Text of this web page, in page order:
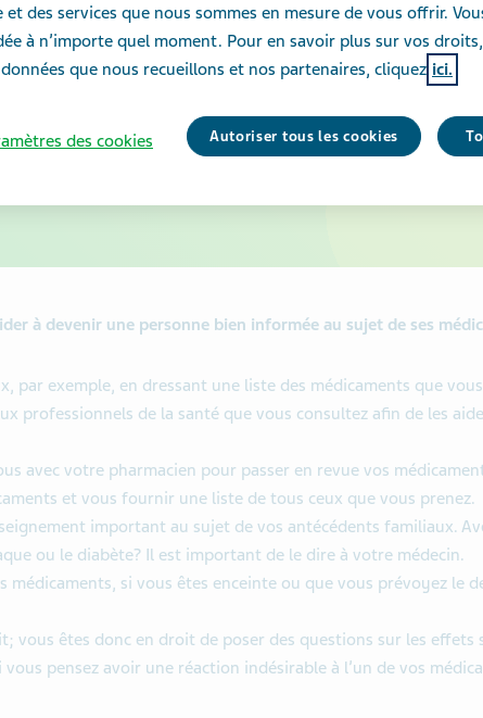
de
prenez.
à devenir une personne bien informée au sujet de ses
par exemple, en dressant une liste des médicaments que
professionnels de la santé que vous consultez afin de les
avec votre pharmacien pour passer en revue vos
et vous fournir une liste de tous ceux que vous prenez.
important au sujet de vos antécédents familiaux.
ou le diabète? Il est important de le dire à votre médecin.
médicaments, si vous êtes enceinte ou que vous prévoyez le
vous êtes donc en droit de poser des questions sur les
pensez avoir une réaction indésirable à l’un de vos
et des services que nous sommes en mesure de vous offrir.
à n’importe quel moment. Pour en savoir plus sur vos
que nous recueillons et nos partenaires, cliquez ici.
Autoriser tous les cookies
des cookies